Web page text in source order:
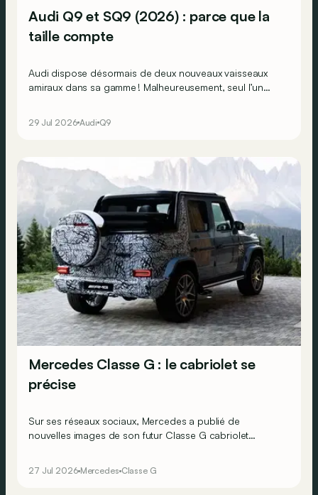
Audi Q9 et SQ9 (2026) : parce que la
taille compte
Audi dispose désormais de deux nouveaux vaisseaux
amiraux dans sa gamme ! Malheureusement, seul l’un
29 Jul 2026 Audi Q9
Mercedes Classe G : le cabriolet se
précise
Sur ses réseaux sociaux, Mercedes a publié de
nouvelles images de son futur Classe G cabriolet
27 Jul 2026 Mercedes Classe G